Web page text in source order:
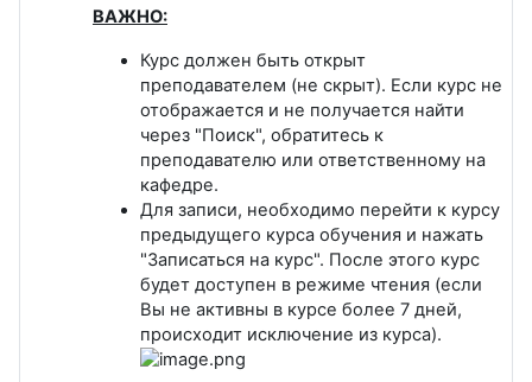
ВАЖНО:
Курс должен быть открыт
преподавателем (не скрыт). Если курс не
отображается и не получается найти
через "Поиск", обратитесь к
преподавателю или ответственному на
кафедре.
Для записи, необходимо перейти к курсу
предыдущего курса обучения и нажать
"Записаться на курс". После этого курс
будет доступен в режиме чтения (если
Вы не активны в курсе более 7 дней,
происходит исключение из курса).